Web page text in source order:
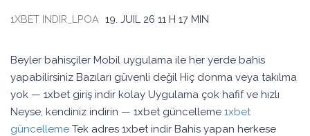
1XBET INDIR_LPOA 19. JUIL 26 11 H 17 MIN
Beyler bahisçiler Mobil uygulama ile her yerde bahis
yapabilirsiniz Bazıları güvenli değil Hiç donma veya takılma
yok — 1xbet giriş indir kolay Uygulama çok hafif ve hızlı
Neyse, kendiniz indirin — 1xbet güncelleme 1xbet
güncelleme Tek adres 1xbet indir Bahis yapan herkese